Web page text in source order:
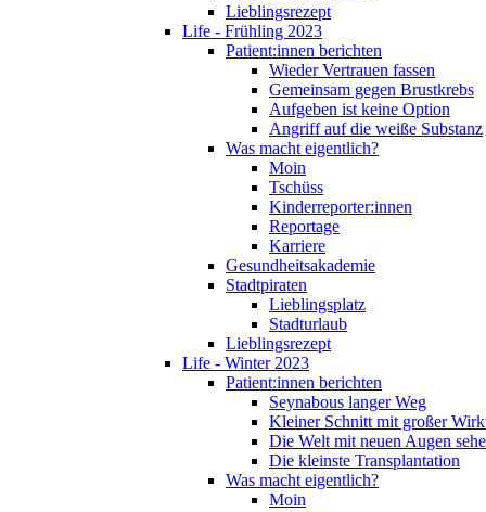
Lieblingsrezept
Life - Frühling 2023
Patient:innen berichten
Wieder Vertrauen fassen
Gemeinsam gegen Brustkrebs
Aufgeben ist keine Option
Angriff auf die weiße Substanz
Was macht eigentlich?
Moin
Tschüss
Kinderreporter:innen
Reportage
Karriere
Gesundheitsakademie
Stadtpiraten
Lieblingsplatz
Stadturlaub
Lieblingsrezept
Life - Winter 2023
Patient:innen berichten
Seynabous langer Weg
Kleiner Schnitt mit großer
Die Welt mit neuen Augen
Die kleinste Transplantation
Was macht eigentlich?
Moin